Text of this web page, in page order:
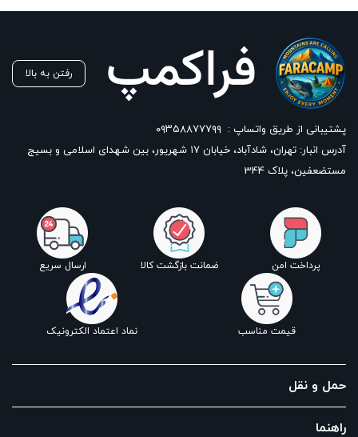
رفتن به بالا
پشتیبانی از طریق واتساپ : ۰۹۳۵۸۸۷۷۷۹۹
آدرس انبار: تهران، شادآباد، خیابان ١٧ شهریور، بین شهدای اسلامی و بسیج
مستضعفین، پلاک 344
پرداخت امن ضمانت بازگشت کالا ارسال سریع
قیمت مناسب نماد اعتماد الکترونیک
حمل و نقل
راهنما